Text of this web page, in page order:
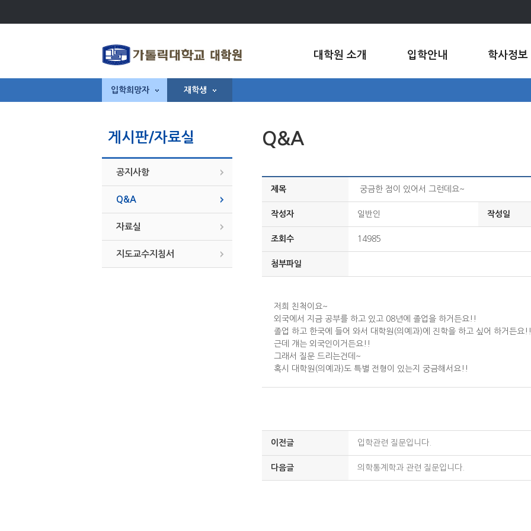
대학원 소개 입학안내 학사정보
입학희망자 재학생
게시판/자료실
공지사항
Q&A
자료실
지도교수지침서
Q&A
제목 궁금한 점이 있어서 그런데요~
작성자 일반인 작성일
조회수 14985
첨부파일
저희 친척이요~
외국에서 지금 공부를 하고 있고 08년에 졸업을 하거든요!!
졸업 하고 한국에 들어 와서 대학원(의예과)에 진학을 하고 싶어 하거든요!!
근데 걔는 외국인이거든요!!
그래서 질문 드리는건데~
혹시 대학원(의예과)도 특별 전형이 있는지 궁금해서요!!
이전글 입학관련 질문입니다.
다음글 의학통계학과 관련 질문입니다.